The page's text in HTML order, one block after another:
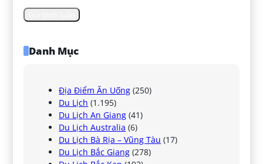
Danh Mục
Địa Điểm Ăn Uống (250)
Du Lịch (1.195)
Du Lịch An Giang (41)
Du Lịch Australia (6)
Du Lịch Bà Rịa – Vũng Tàu (17)
Du Lịch Bắc Giang (278)